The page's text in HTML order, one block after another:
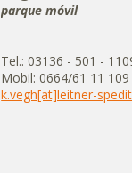
parque móvil
Tel.: 03136 - 501 -
Mobil: 0664/61 11 109
k.vegh[at]leitner-